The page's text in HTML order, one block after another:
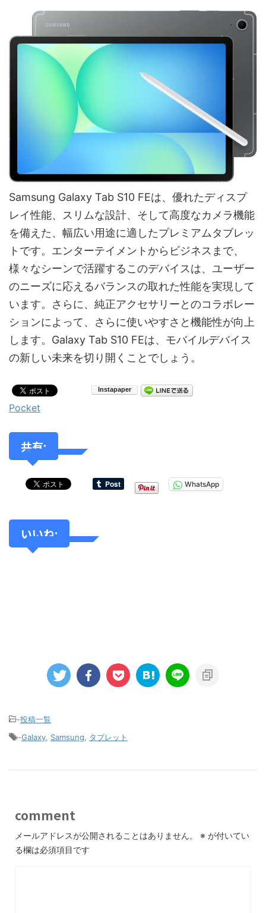
Samsung Galaxy Tab S10 FEは、優れたディスプ
レイ性能、スリムな設計、そして高度なカメラ機能
を備えた、幅広い用途に適したプレミアムタブレッ
トです。エンターテイメントからビジネスまで、
様々なシーンで活躍するこのデバイスは、ユーザー
のニーズに応えるバランスの取れた性能を実現して
います。さらに、純正アクセサリーとのコラボレー
ションによって、さらに使いやすさと機能性が向上
します。Galaxy Tab S10 FEは、モバイルデバイス
の新しい未来を切り開くことでしょう。
Pocket
共有:
WhatsApp
いいね:
-投稿一覧
-Galaxy, Samsung, タブレット
comment
メールアドレスが公開されることはありません。 ※ が付いてい
る欄は必須項目です